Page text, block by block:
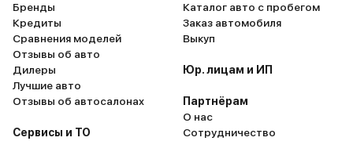
Бренды
Кредиты
Сравнения моделей
Отзывы об авто
Дилеры
Лучшие авто
Отзывы об автосалонах
Сервисы и ТО
Каталог авто с пробегом
Заказ автомобиля
Выкуп
Юр. лицам и ИП
Партнёрам
О нас
Сотрудничество